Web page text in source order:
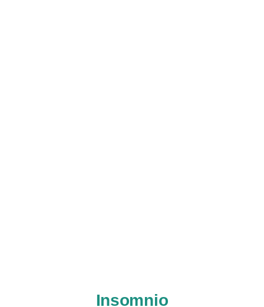
Insomnio